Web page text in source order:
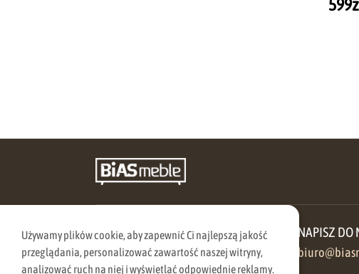
599
ZADZWOŃ DO NAS
570 205 005
NAPISZ DO
Używamy plików cookie, aby zapewnić Ci najlepszą jakość
przeglądania, personalizować zawartość naszej witryny,
analizować ruch na niej i wyświetlać odpowiednie reklamy.